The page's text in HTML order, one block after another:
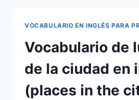
MANY?
VOCABULARIO EN INGLÉS PARA
Vocabulario de
de la ciudad en
(places in the